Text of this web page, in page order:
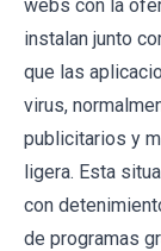
webs con la
instalan junto
que las
virus,
publicitarios y
ligera. Esta
con
de programas